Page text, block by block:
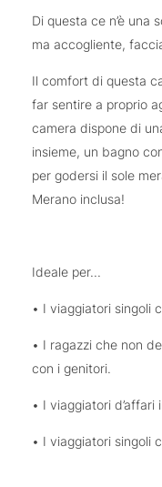
Di questa ce n’è una
ma accogliente,
Il comfort di questa
far sentire a proprio
camera dispone di
insieme, un bagno
per godersi il sole
Merano inclusa!
Ideale per...
• I viaggiatori singoli
• I ragazzi che non
con i genitori.
• I viaggiatori d’affari
• I viaggiatori singoli